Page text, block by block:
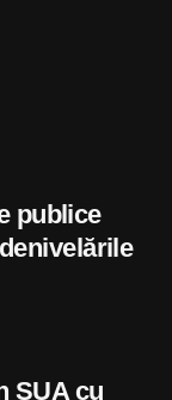
publice
SUA cu